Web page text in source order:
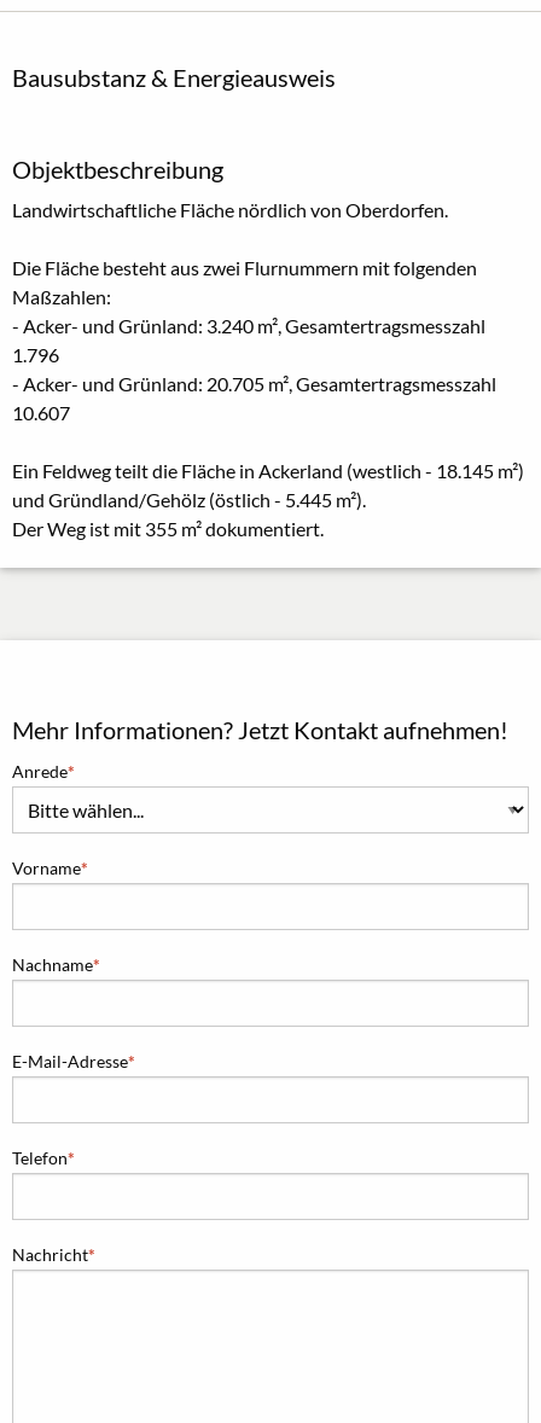
Bausubstanz & Energieausweis
Objektbeschreibung
Landwirtschaftliche Fläche nördlich von Oberdorfen.
Die Fläche besteht aus zwei Flurnummern mit folgenden
Maßzahlen:
- Acker- und Grünland: 3.240 m², Gesamtertragsmesszahl
1.796
- Acker- und Grünland: 20.705 m², Gesamtertragsmesszahl
10.607
Ein Feldweg teilt die Fläche in Ackerland (westlich - 18.145 m²)
und Gründland/Gehölz (östlich - 5.445 m²).
Der Weg ist mit 355 m² dokumentiert.
Mehr Informationen? Jetzt Kontakt aufnehmen!
Anrede
Vorname
Nachname
E-Mail-Adresse
Telefon
Nachricht